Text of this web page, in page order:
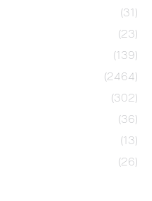
(31)
(23)
(139)
(2464)
(302)
(36)
(13)
(26)